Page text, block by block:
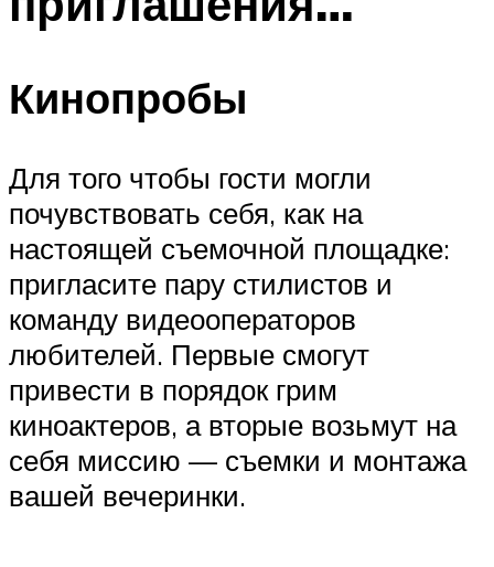
Кинопробы
Для того чтобы гости могли
почувствовать себя, как на
настоящей съемочной площадке:
пригласите пару стилистов и
команду видеооператоров
любителей. Первые смогут
привести в порядок грим
киноактеров, а вторые возьмут на
себя миссию — съемки и монтажа
вашей вечеринки.